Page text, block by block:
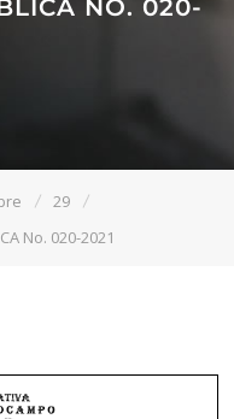
NO. 020-
29
No. 020-2021